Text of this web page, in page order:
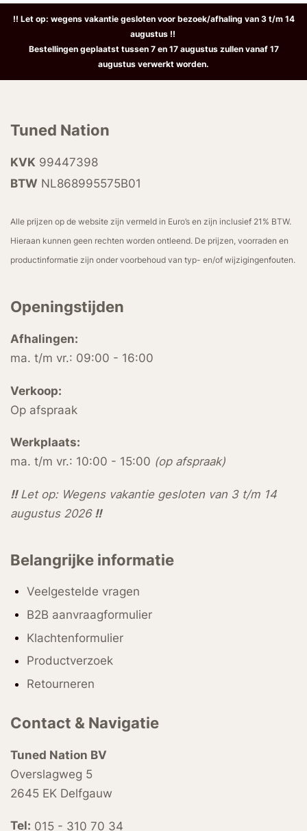
!! Let op: wegens vakantie gesloten voor bezoek/afhaling van 3 t/m 14
augustus !!
Bestellingen geplaatst tussen 7 en 17 augustus zullen vanaf 17
augustus verwerkt worden.
Tuned Nation
KVK 99447398
BTW NL868995575B01
Alle prijzen op de website zijn vermeld in Euro’s en zijn inclusief 21% BTW.
Hieraan kunnen geen rechten worden ontleend. De prijzen, voorraden en
productinformatie zijn onder voorbehoud van typ- en/of wijzigingenfouten.
Openingstijden
Afhalingen:
ma. t/m vr.: 09:00 - 16:00
Verkoop:
Op afspraak
Werkplaats:
ma. t/m vr.: 10:00 - 15:00 (op afspraak)
!!Let op: Wegens vakantie gesloten van 3 t/m 14
augustus 2026 !!
Belangrijke informatie
Veelgestelde vragen
B2B aanvraagformulier
Klachtenformulier
Productverzoek
Retourneren
Contact & Navigatie
Tuned Nation BV
Overslagweg 5
2645 EK Delfgauw
Tel: 015 - 310 70 34